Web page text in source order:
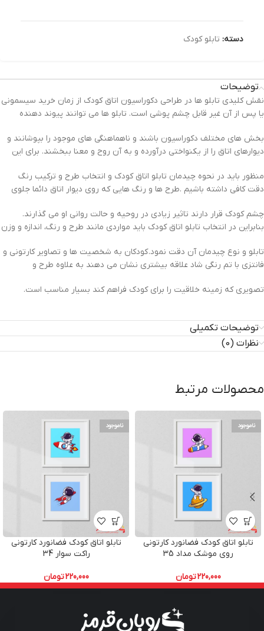
دسته: تابلو کودک
توضیحات
نقش کلیدی تابلو ها در طراحی دکوراسیون اتاق کودک از زمان خرید سیسمونی
یا پس از آن غیر قابل چشم پوشی است. تابلو ها می توانند پیوند دهنده
بخش های مختلف دکوراسیون باشند و ناهماهنگی های موجود را بپوشانند و
دیوارهای اتاق را از یکنواختی درآورده و به آن روح و معنا ببخشند. برای این
منظور باید در نحوه چیدمان تابلو اتاق کودک و انتخاب طرح و ترکیب رنگ
دقت کافی داشته باشیم .طرح ها و رنگ هایی که روی دیوار اتاق دائما جلوی
چشم کودک قرار دارند تاثیر زیادی در روحیه و حالت روانی او می گذارند.
بنابراین در انتخاب تابلو اتاق کودک باید مواردی مانند طرح و رنگ، اندازه و وزن
تابلو و نوع چیدمان آن دقت نمود. کودکان به شخصیت ها و تصاویر کارتونی و
فانتزی با تم رنگی شاد علاقه بیشتری نشان می دهند به علاوه طرح و
تصویری که زمینه خلاقیت را برای کودک فراهم کند بسیار مناسب است.
توضیحات تکمیلی
نظرات (0)
محصولات مرتبط
ناموجود
تابلو اتاق کودک فضانورد کارتونی
روی موشک مداد 35
220,000تومان
ناموجود
تابلو اتاق کودک فضانورد کارتونی
راکت سوار 34
220,000تومان